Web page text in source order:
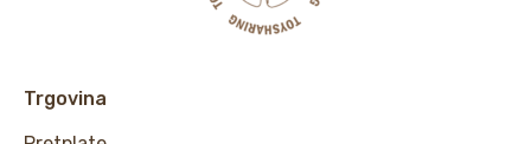
Trgovina